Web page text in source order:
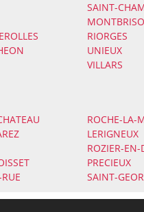
SAINT-
RIORGES
UNIEUX
VILLARS
ROCHE-LA-
LERIGNEUX
ROZIER-
PRECIEUX
SAINT-